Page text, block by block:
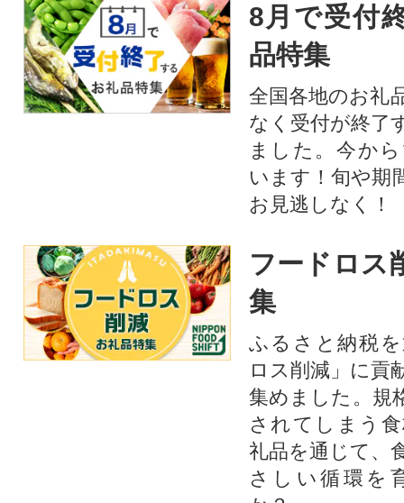
8月で受付
品特集
全国各地のお礼
なく受付が終了
ました。今か
います！旬や期
お見逃しなく！
フードロス
集
ふるさと納税
ロス削減」に貢
集めました。規
されてしまう
礼品を通じて、
さしい循環を